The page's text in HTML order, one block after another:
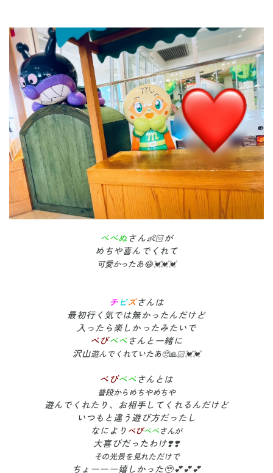
べべぬ さん👶🏻が
めちや喜んでくれて
可愛かったあ😂💓💓💓
チビズさんは
最初行く気では無かったんだけど
入ったら楽しかったみたいで
べびべべさんと一緒に
沢山遊んでくれていたあ🥺🙏🏻💓💓
べびべべ さんとは
普段からめちやめちや
遊んでくれたり、お相手してくれるんだけど
いつもと違う遊び方だったし
なにより べびべべさんが
大喜びだったわけ❣️❣️
その光景を見れただけで
ちょーーー嬉しかった🥹💕💕💕